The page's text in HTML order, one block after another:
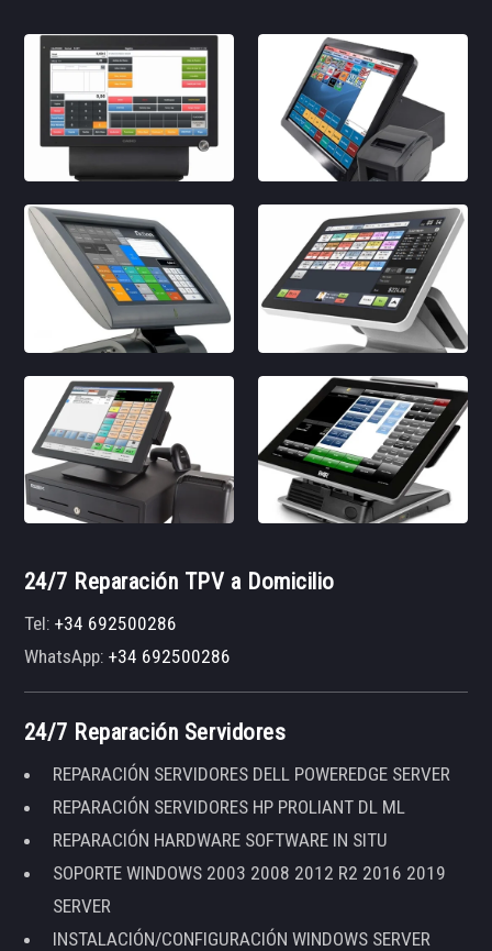
24/7 Reparación TPV a Domicilio
Tel:+34 692500286
WhatsApp:+34 692500286
24/7 Reparación Servidores
REPARACIÓN SERVIDORES DELL POWEREDGE SERVER
REPARACIÓN SERVIDORES HP PROLIANT DL ML
REPARACIÓN HARDWARE SOFTWARE IN SITU
SOPORTE WINDOWS 2003 2008 2012 R2 2016 2019
SERVER
INSTALACIÓN/CONFIGURACIÓN WINDOWS SERVER